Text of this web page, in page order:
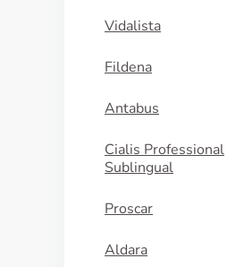
Vidalista
Fildena
Antabus
Cialis Professional
Sublingual
Proscar
Aldara